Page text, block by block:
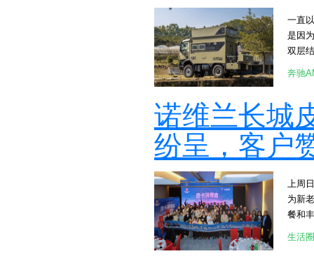
间感
车内
山路
足日
虑。
谢它
一寸
人，
都彰
里。
越野
一直
是因
双层
设计
奔驰
壁、
阿洛
存。
空间
是，
以放
奔驰
诺维兰长城
纷呈，客户
上周
为新
餐和
彩纷
生活圈